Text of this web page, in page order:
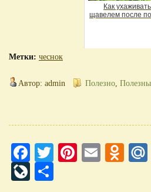
Как
щавелем после
Метки: чеснок
Автор: admin Полезно,
Facebook
TwitterPinterest
Email
LiveJournal